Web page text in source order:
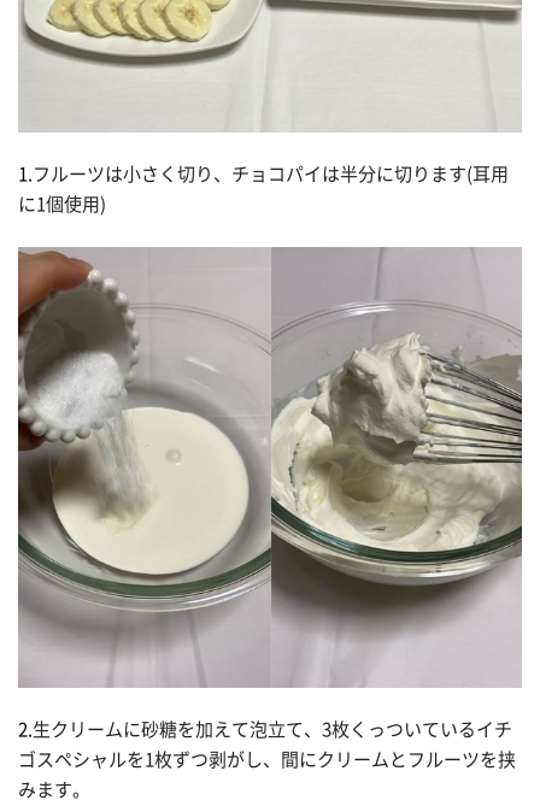
1. フルーツは小さく切り、チョコパイは半分に切ります(耳用
に1個使用)
2.生クリームに砂糖を加えて泡立て、3枚くっついているイチ
ゴスペシャルを1枚ずつ剥がし、間にクリームとフルーツを挟
みます。